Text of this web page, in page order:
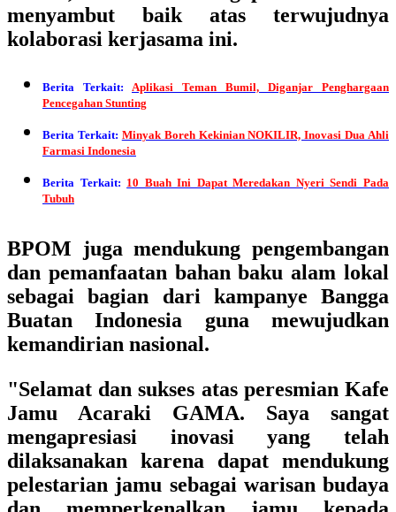
menyambut baik atas terwujudnya
kolaborasi kerjasama ini.
Berita Terkait: Aplikasi Teman Bumil, Diganjar Penghargaan
Pencegahan Stunting
Berita Terkait: Minyak Boreh Kekinian NOKILIR, Inovasi Dua Ahli
Farmasi Indonesia
Berita Terkait: 10 Buah Ini Dapat Meredakan Nyeri Sendi Pada
Tubuh
BPOM juga mendukung pengembangan
dan pemanfaatan bahan baku alam lokal
sebagai bagian dari kampanye Bangga
Buatan Indonesia guna mewujudkan
kemandirian nasional.
"Selamat dan sukses atas peresmian Kafe
Jamu Acaraki GAMA. Saya sangat
mengapresiasi inovasi yang telah
dilaksanakan karena dapat mendukung
pelestarian jamu sebagai warisan budaya